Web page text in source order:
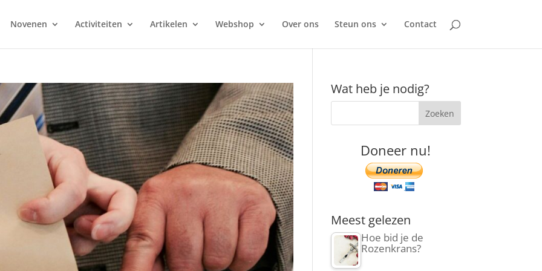
Novenen Activiteiten Artikelen Webshop Over ons Steun ons Contact
Wat heb je nodig?
Doneer nu!
Meest gelezen
Hoe bid je de
Rozenkrans?